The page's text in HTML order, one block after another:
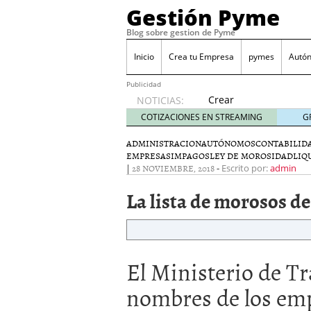
Gestión Pyme
Blog sobre gestion de Pyme
Inicio Crea tu Empresa pymes
Publicidad
NOTICIAS:
Crear
empresa
online vs
proceso
tradicional:
ventajas
para
pymes
mayo 29,
2026
septiembre 4, 2025
Cómo convertir tu
Los CRM: Impulsores
Reubicación
COTIZACIONES EN STREAMING
ADMINISTRACIONAUTÓNOMOS
EMPRESASIMPAGOSLEY DE MOROSIDAD
| 28 NOVIEMBRE, 2018- Escrito por:admin
La lista de morosos
El Ministerio de
nombres de los